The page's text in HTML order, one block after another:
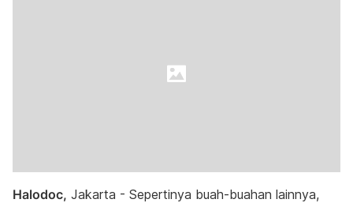
Halodoc, Jakarta - Sepertinya buah-buahan lainnya,